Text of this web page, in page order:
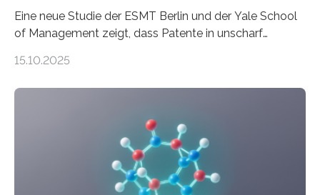
Eine neue Studie der ESMT Berlin und der Yale School
of Management zeigt, dass Patente in unscharf
häufiger zu bahnbrechenden Innovationen führen und
Erfindungen entstehen besonders dann, wenn
Wissenskategorien verschwimmen. Das zeigt neue
Forschung von Gianluca Carnabuci, Professor of
Organizational Behavior an der ESMT Berlin, und
Balázs Kovács, Professor an der Yale School of
15.10.2025